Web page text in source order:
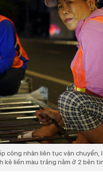
công nhân liên tục vận chuyển,
kẻ liền màu trắng nằm ở 2 bên